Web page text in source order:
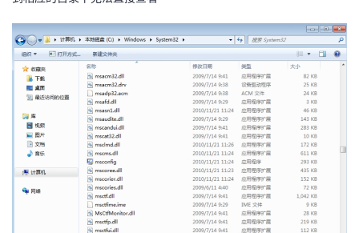
注
开
发
者
学
的
Programs
我
的
支
持